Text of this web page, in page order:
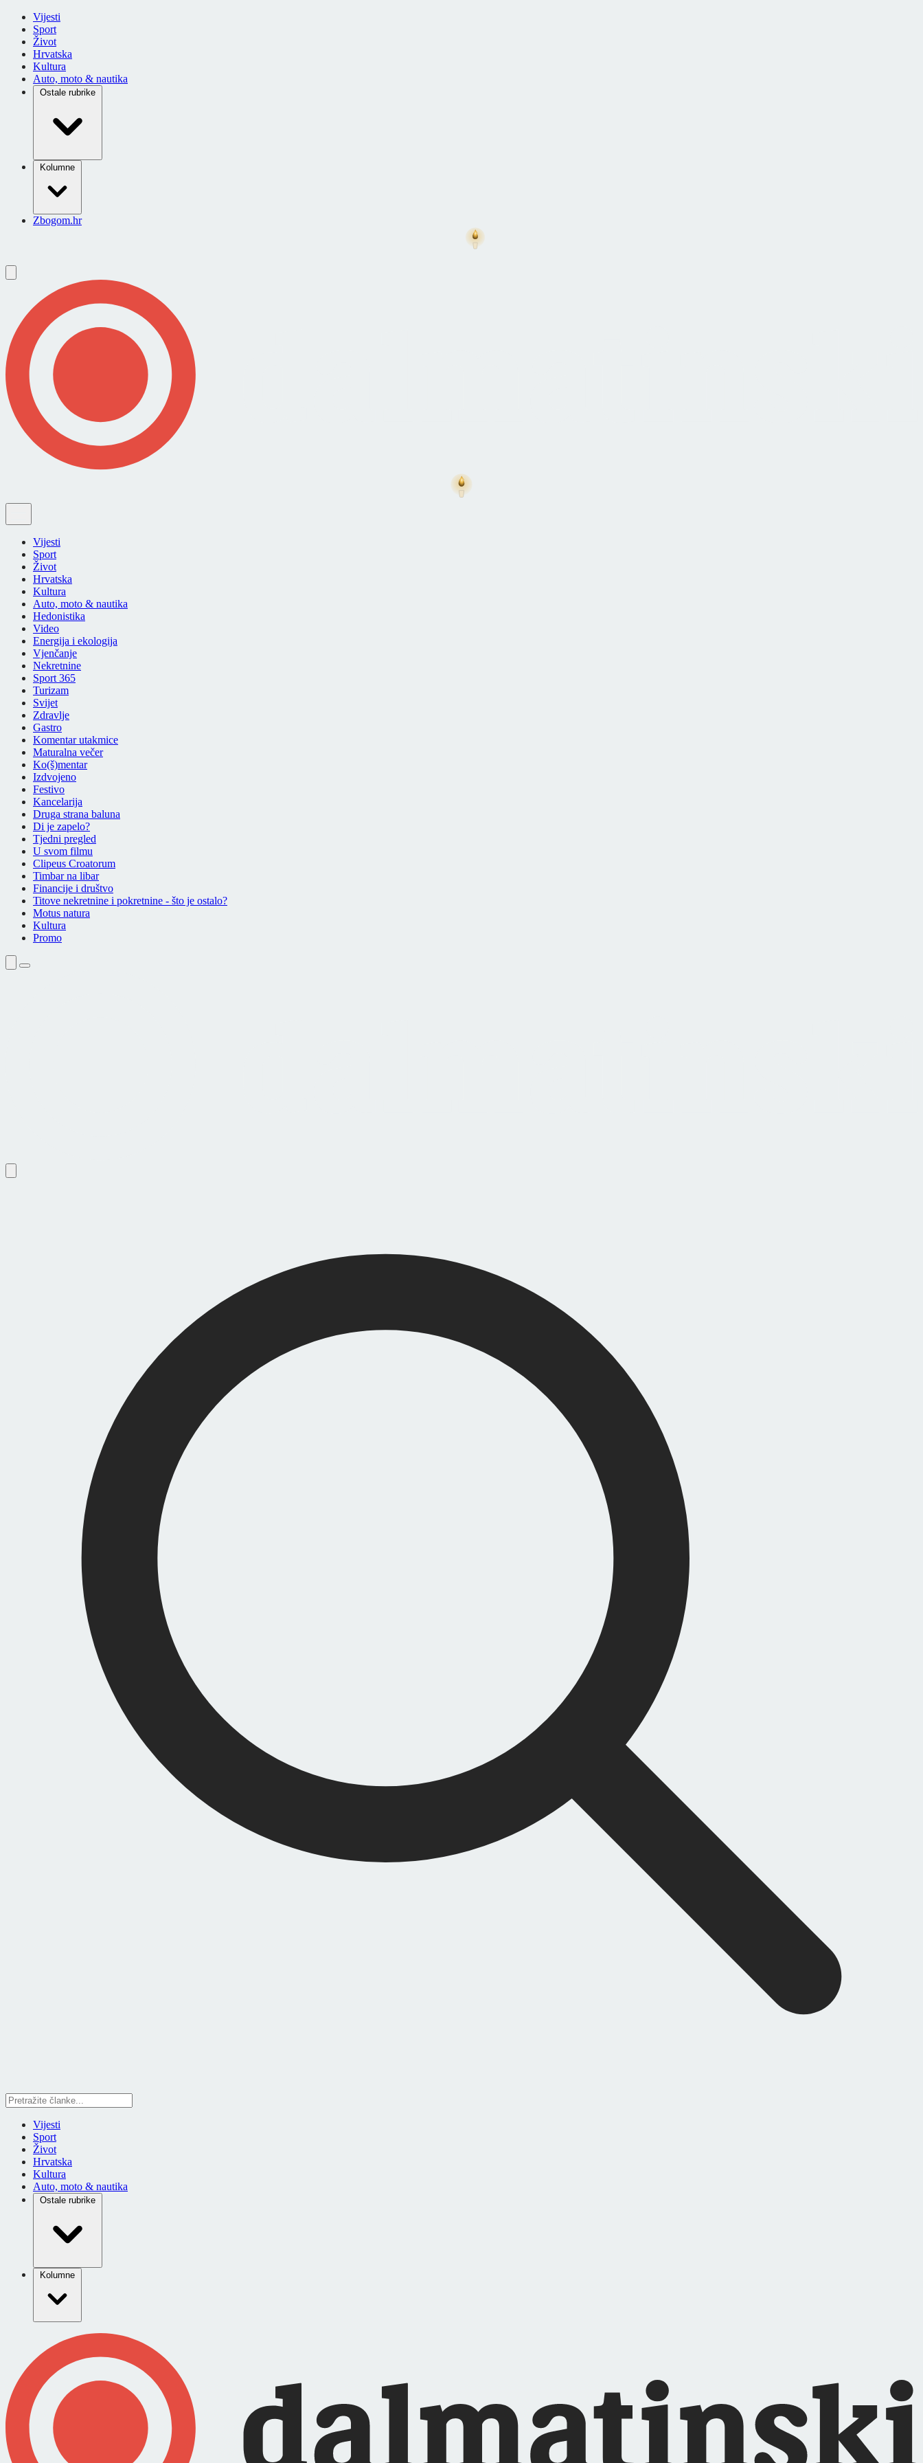
Vijesti
Sport
Život
Hrvatska
Kultura
Auto, moto & nautika
Ostale rubrike
Kolumne
Zbogom.hr
Vijesti
Sport
Život
Hrvatska
Kultura
Auto, moto & nautika
Hedonistika
Video
Energija i ekologija
Vjenčanje
Nekretnine
Sport 365
Turizam
Svijet
Zdravlje
Gastro
Komentar utakmice
Maturalna večer
Ko(š)mentar
Izdvojeno
Festivo
Kancelarija
Druga strana baluna
Di je zapelo?
Tjedni pregled
U svom filmu
Clipeus Croatorum
Timbar na libar
Financije i društvo
Titove nekretnine i pokretnine - što je ostalo?
Motus natura
Kultura
Promo
Vijesti
Sport
Život
Hrvatska
Kultura
Auto, moto & nautika
Ostale rubrike
Kolumne